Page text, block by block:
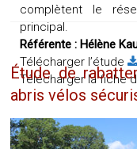
complètent le
principal.
Référente :Hélène
Télécharger l’étude
Télécharger la fiche
Étude de
abris vélos